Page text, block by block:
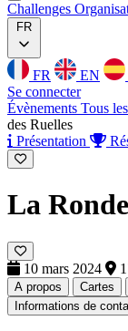
Challenges
FR
FR EN
Se connecter
Évènements Tous
des Ruelles
Présentation
La
10 mars 2024
A propos Cartes
Informations de